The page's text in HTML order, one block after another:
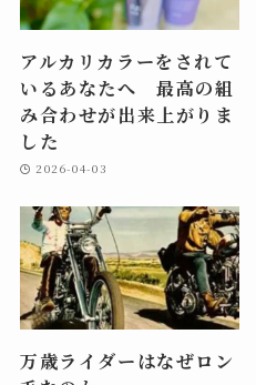
アルカリカラーをされて
いるあなたへ 最高の組
み合わせが出来上がりま
した
2026-04-03
万歳ライダーはなぜロン